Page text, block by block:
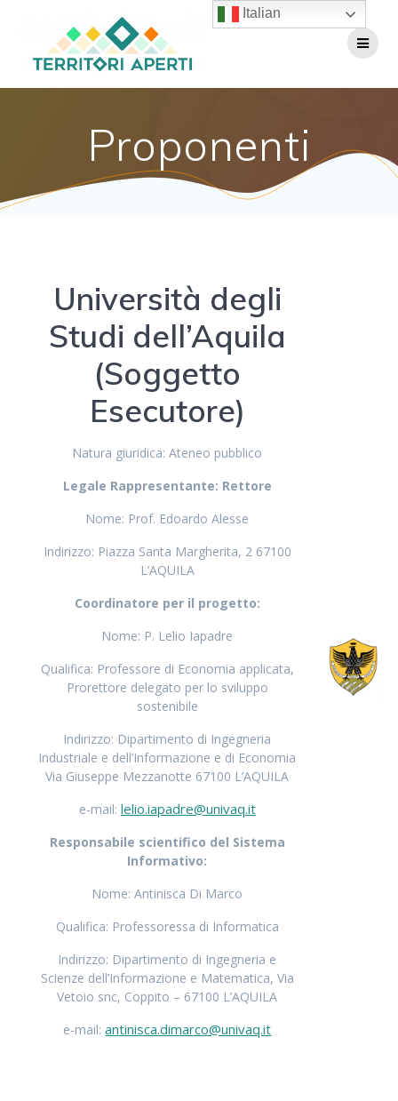
Salta
Proponenti
Università degli
Studi dell’Aquila
(Soggetto
Esecutore)
Natura giuridica: Ateneo pubblico
Legale Rappresentante: Rettore
Nome: Prof. Edoardo Alesse
Indirizzo: Piazza Santa Margherita, 2 67100
L’AQUILA
Coordinatore per il progetto:
Nome: P. Lelio Iapadre
Qualifica: Professore di Economia applicata,
Prorettore delegato per lo sviluppo
sostenibile
Indirizzo: Dipartimento di Ingegneria
Industriale e dell’Informazione e di Economia
Via Giuseppe Mezzanotte 67100 L’AQUILA
e-mail: lelio.iapadre@univaq.it
Responsabile scientifico del Sistema
Informativo:
Nome: Antinisca Di Marco
Qualifica: Professoressa di Informatica
Indirizzo: Dipartimento di Ingegneria e
Scienze dell’Informazione e Matematica, Via
Vetoio snc, Coppito – 67100 L’AQUILA
e-mail:antinisca.dimarco@univaq.it
Italian